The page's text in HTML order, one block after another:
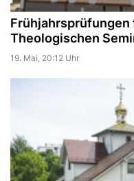
Theologischen
19. Mai, 20:12 Uhr